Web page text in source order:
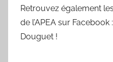
Retrouvez également
de l’APEA sur
Douguet !